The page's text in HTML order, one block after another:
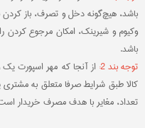
باشد، هیچ‌گونه دخل و تصرف، باز
وکیوم و شیرینک، امکان مرجوع کردن
باشد.
توجه بند 2:
از آنجا که مهر اسپورت
کالا طبق شرایط صرفا متعلق به
تعداد، مغایر با هدف مصرف خریدار